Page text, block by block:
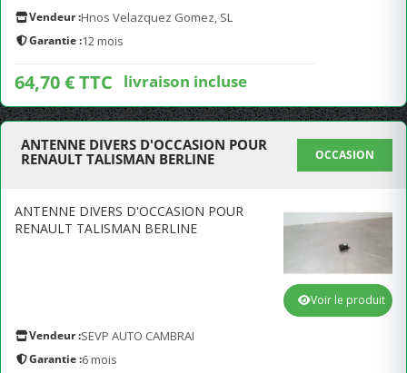
Vendeur :Hnos Velazquez Gomez, SL
Garantie :12 mois
64,70 € TTC livraison incluse
ANTENNE DIVERS D'OCCASION POUR
RENAULT TALISMAN BERLINE
OCCASION
ANTENNE DIVERS D'OCCASION POUR
RENAULT TALISMAN BERLINE
Vendeur :SEVP AUTO CAMBRAI
Garantie :6 mois
Voir le produit